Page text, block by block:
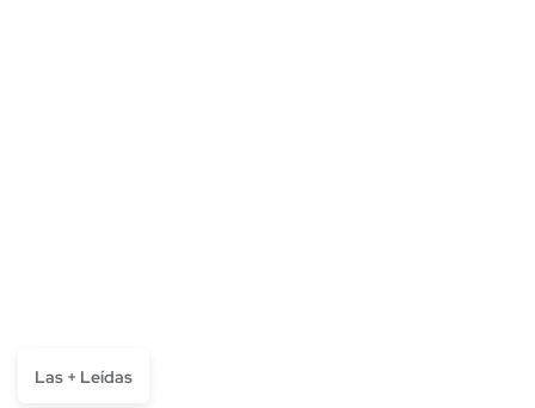
Las + Leídas